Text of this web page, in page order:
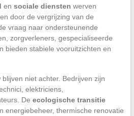
en sociale diensten werven
door de vergrijzing van de
vraag naar ondersteunende
zorgverleners, gespecialiseerde
bieden stabiele vooruitzichten en
blijven niet achter. Bedrijven zijn
elektriciens,
De ecologische transitie
energiebeheer, thermische renovatie